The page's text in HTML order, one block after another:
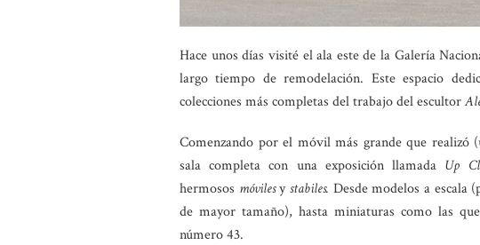
Hace unos días visité el ala este de la Galería
largo tiempo de remodelación. Este espacio
colecciones más completas del trabajo del escultor
Comenzando por el móvil más grande que realizó
sala completa con una exposición llamada Up
hermosos móvilesystabiles. Desde modelos a escala
de mayor tamaño), hasta miniaturas como las
número 43.